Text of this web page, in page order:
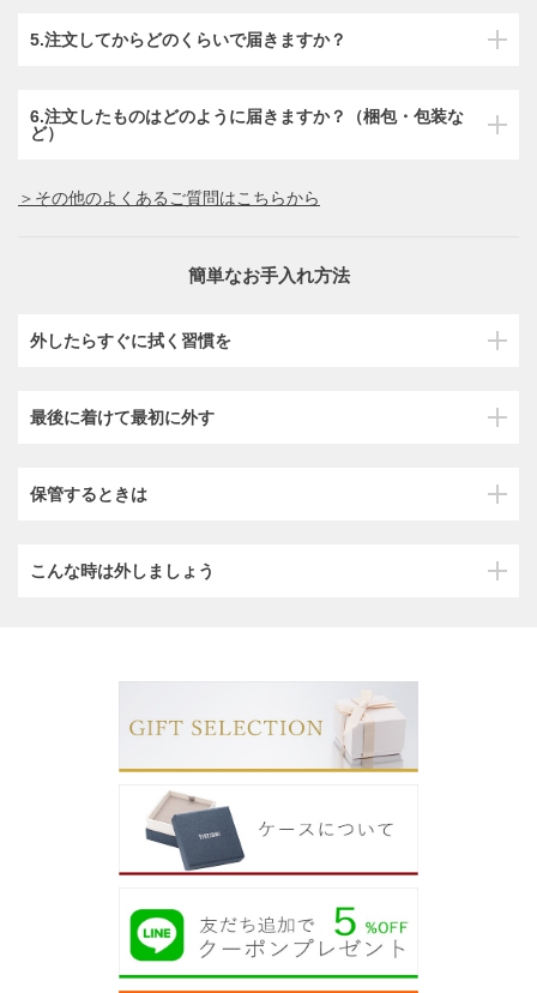
5.注文してからどのくらいで届きますか？
6.注文したものはどのように届きますか？（梱包・包装な
ど）
＞その他のよくあるご質問はこちらから
簡単なお手入れ方法
外したらすぐに拭く習慣を
最後に着けて最初に外す
保管するときは
こんな時は外しましょう